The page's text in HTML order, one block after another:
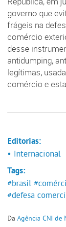
governo que
frágeis na
comércio
desse
antidumping,
legítimas,
comércio e
Editorias:
• Internacional
Tags:
#brasil
#defesa
Da Agência CNI de